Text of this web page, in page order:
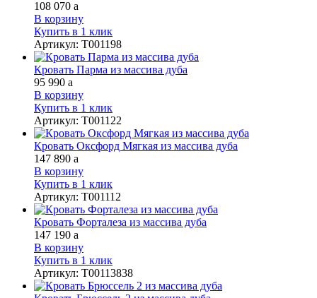
108 070 a
В корзину
Купить в 1 клик
Артикул: Т001198
Кровать Парма из массива дуба
95 990 a
В корзину
Купить в 1 клик
Артикул: Т001122
Кровать Оксфорд Мягкая из массива дуба
147 890 a
В корзину
Купить в 1 клик
Артикул: Т001112
Кровать Форталеза из массива дуба
147 190 a
В корзину
Купить в 1 клик
Артикул: Т00113838